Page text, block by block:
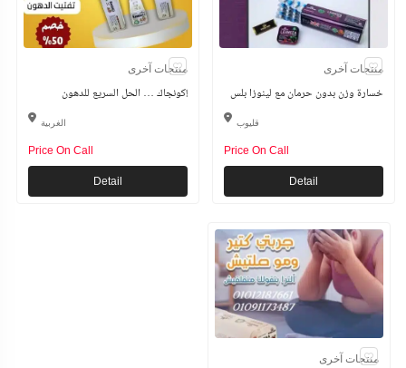
منتجات آخرى
كونجاك … الحل السريع للدهون!
الغربية
Price On Call
Detail
منتجات آخرى
خسارة وزن بدون حرمان مع لينوزا بلس
قليوب
Price On Call
Detail
منتجات آخرى